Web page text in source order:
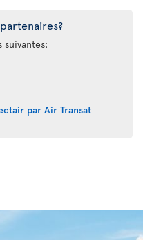
suivantes:
par Air Transat